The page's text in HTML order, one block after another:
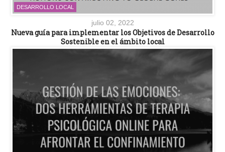
DESARROLLO LOCAL
julio 02, 2022
Nueva guía para implementar los Objetivos de Desarrollo
Sostenible en el ámbito local